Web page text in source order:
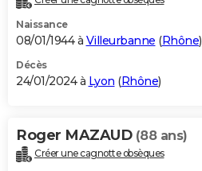
Naissance
08/01/1944 à Villeurbanne (Rhône)
Décès
24/01/2024 à Lyon (Rhône)
Roger MAZAUD (88 ans)
Créer une cagnotte obsèques